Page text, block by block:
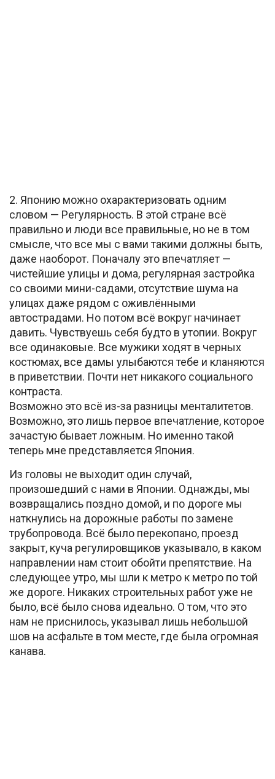
2. Японию можно охарактеризовать одним
словом — Регулярность. В этой стране всё
правильно и люди все правильные, но не в том
смысле, что все мы с вами такими должны быть,
даже наоборот. Поначалу это впечатляет —
чистейшие улицы и дома, регулярная застройка
со своими мини-садами, отсутствие шума на
улицах даже рядом с оживлёнными
автострадами. Но потом всё вокруг начинает
давить. Чувствуешь себя будто в утопии. Вокруг
все одинаковые. Все мужики ходят в черных
костюмах, все дамы улыбаются тебе и кланяются
в приветствии. Почти нет никакого социального
контраста.
Возможно это всё из-за разницы менталитетов.
Возможно, это лишь первое впечатление, которое
зачастую бывает ложным. Но именно такой
теперь мне представляется Япония.
Из головы не выходит один случай,
произошедший с нами в Японии. Однажды, мы
возвращались поздно домой, и по дороге мы
наткнулись на дорожные работы по замене
трубопровода. Всё было перекопано, проезд
закрыт, куча регулировщиков указывало, в каком
направлении нам стоит обойти препятствие. На
следующее утро, мы шли к метро к метро по той
же дороге. Никаких строительных работ уже не
было, всё было снова идеально. О том, что это
нам не приснилось, указывал лишь небольшой
шов на асфальте в том месте, где была огромная
канава.